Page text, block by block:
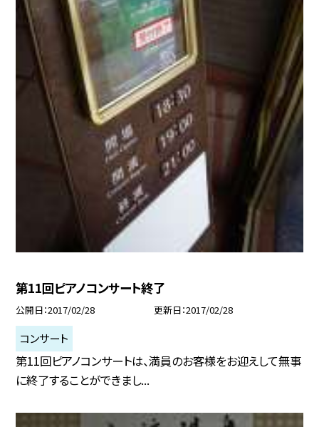
第11回ピアノコンサート終了
公開日 2017/02/28 更新日 2017/02/28
コンサート
第11回ピアノコンサートは、満員のお客様をお迎えして無事
に終了することができまし...